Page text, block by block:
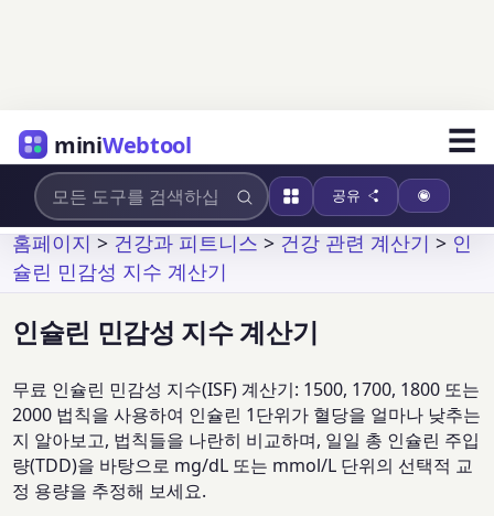
miniWebtool ☰
공유
홈페이지>건강과 피트니스>건강 관련 계산기>인
슐린 민감성 지수 계산기
인슐린 민감성 지수 계산기
무료 인슐린 민감성 지수(ISF) 계산기: 1500, 1700, 1800 또는
2000 법칙을 사용하여 인슐린 1단위가 혈당을 얼마나 낮추는
지 알아보고, 법칙들을 나란히 비교하며, 일일 총 인슐린 주입
량(TDD)을 바탕으로 mg/dL 또는 mmol/L 단위의 선택적 교
정 용량을 추정해 보세요.